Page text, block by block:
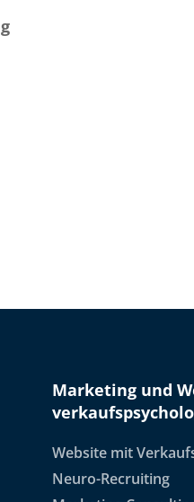
Marketing und
Website mit
Neuro-Recruiting